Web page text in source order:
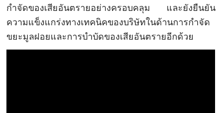
กำจัดของเสียอันตรายอย่างครอบคลุม และยังยืนยัน
ความแข็งแกร่งทางเทคนิคของบริษัทในด้านการกำจัด
ขยะมูลฝอยและการบำบัดของเสียอันตรายอีกด้วย